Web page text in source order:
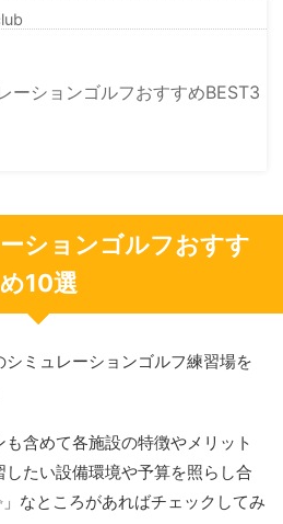
ーションゴルフおすすめBEST3
ションゴルフおすす
め10選
ミュレーションゴルフ練習場を
含めて各施設の特徴やメリット
たい設備環境や予算を照らし合
なところがあればチェックしてみ